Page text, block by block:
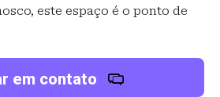
este espaço é o ponto de
em contato